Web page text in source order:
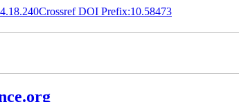
Crossref DOI Prefix:10.58473